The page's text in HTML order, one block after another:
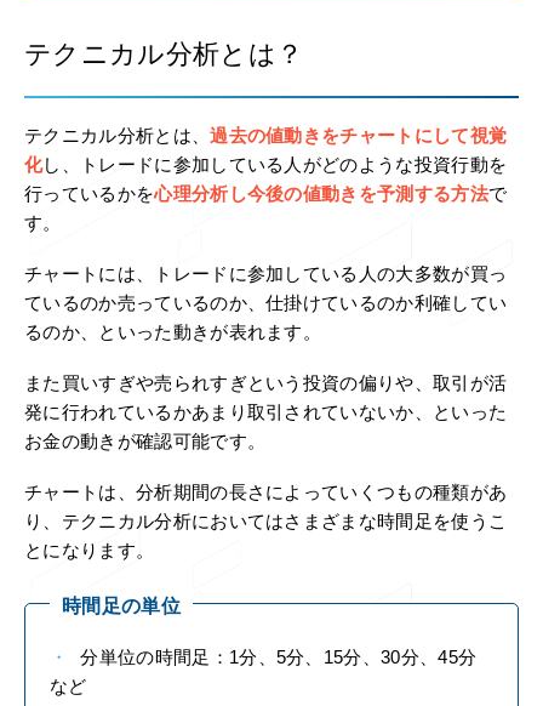
テクニカル分析とは？
テクニカル分析とは、過去の値動きをチャートにして視覚
化し、トレードに参加している人がどのような投資行動を
行っているかを心理分析し今後の値動きを予測する方法で
す。
チャートには、トレードに参加している人の大多数が買っ
ているのか売っているのか、仕掛けているのか利確してい
るのか、といった動きが表れます。
また買いすぎや売られすぎという投資の偏りや、取引が活
発に行われているかあまり取引されていないか、といった
お金の動きが確認可能です。
チャートは、分析期間の長さによっていくつもの種類があ
り、テクニカル分析においてはさまざまな時間足を使うこ
とになります。
時間足の単位
分単位の時間足：1分、5分、15分、30分、45分
など